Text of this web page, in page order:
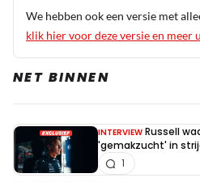
We hebben ook een versie met
klik hier voor deze versie en meer
NET BINNEN
INTERVIEW Russell
'gemakzucht' in
1